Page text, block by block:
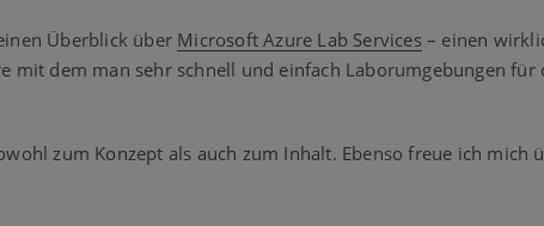
Überblick über Microsoft Azure Lab Services– einen
mit dem man sehr schnell und einfach Laborumgebungen für
zum Konzept als auch zum Inhalt. Ebenso freue ich mich